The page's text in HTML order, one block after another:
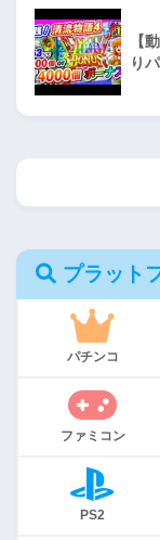
【
り
プラット
パチンコ
ファミコン
PS2